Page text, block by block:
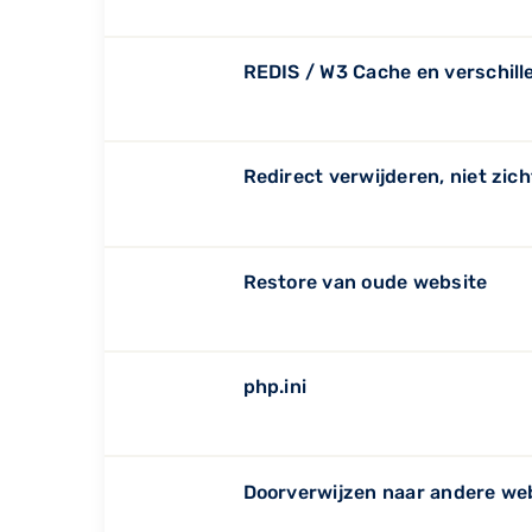
REDIS / W3 Cache en
Redirect verwijderen, niet
Restore van oude website
php.ini
Doorverwijzen naar andere